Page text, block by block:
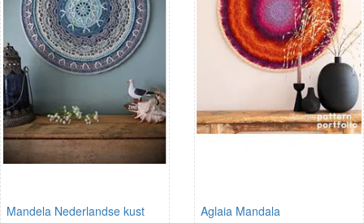
Mandela Nederlandse kust Aglaia Mandala